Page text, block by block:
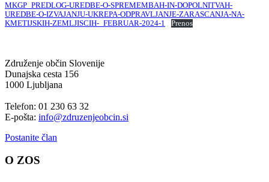
MKGP_PREDLOG-UREDBE-O-SPREMEMBAH-IN-DOPOLNITVAH-
UREDBE-O-IZVAJANJU-UKREPA-ODPRAVLJANJE-ZARASCANJA-NA-
KMETIJSKIH-ZEMLJISCIH-_FEBRUAR-2024-1
Prenos
Združenje občin Slovenije
Dunajska cesta 156
1000 Ljubljana
Telefon: 01 230 63 32
E-pošta: info@zdruzenjeobcin.si
Postanite član
O ZOS